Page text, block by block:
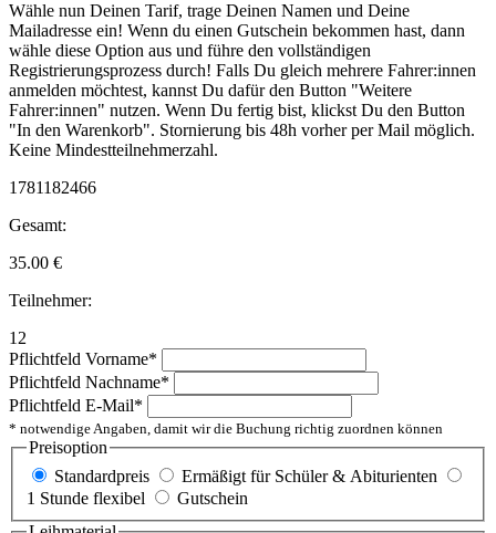
Wähle nun Deinen Tarif, trage Deinen Namen und Deine
Mailadresse ein! Wenn du einen Gutschein bekommen hast, dann
wähle diese Option aus und führe den vollständigen
Registrierungsprozess durch! Falls Du gleich mehrere Fahrer:innen
anmelden möchtest, kannst Du dafür den Button "Weitere
Fahrer:innen" nutzen. Wenn Du fertig bist, klickst Du den Button
"In den Warenkorb". Stornierung bis 48h vorher per Mail möglich.
Keine Mindestteilnehmerzahl.
1781182466
Gesamt:
35.00 €
Teilnehmer:
12
Pflichtfeld Vorname*
Pflichtfeld Nachname*
Pflichtfeld E-Mail*
* notwendige Angaben, damit wir die Buchung richtig zuordnen können
Preisoption
Standardpreis
Ermäßigt für Schüler & Abiturienten
1 Stunde flexibel
Gutschein